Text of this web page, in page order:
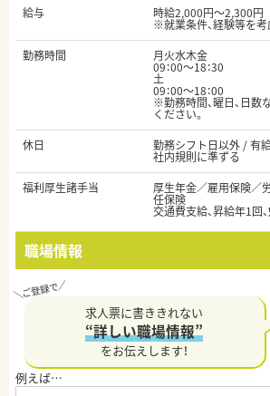
給与
時給2,000円～2,300円
※就業条件、経験等を考
勤務時間
月火水木金
09：00～18：30
土
09：00～18：00
※勤務時間、曜日、日
ください。
休日
勤務シフト日以外 / 有
社内規則に準ずる
福利厚生諸手当
厚生年金／雇用保険／
任保険
交通費支給、昇給年1回
職場情報
求人票に書ききれない
“詳しい職場情報”
をお伝えします！